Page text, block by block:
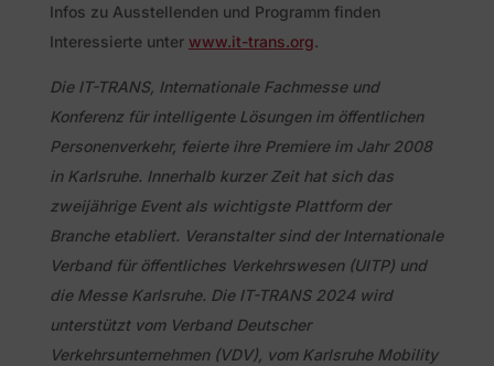
Infos zu Ausstellenden und Programm finden
Interessierte unter www.it-trans.org.
Die IT-TRANS, Internationale Fachmesse und
Konferenz für intelligente Lösungen im öffentlichen
Personenverkehr, feierte ihre Premiere im Jahr 2008
in Karlsruhe. Innerhalb kurzer Zeit hat sich das
zweijährige Event als wichtigste Plattform der
Branche etabliert. Veranstalter sind der Internationale
Verband für öffentliches Verkehrswesen (UITP) und
die Messe Karlsruhe. Die IT-TRANS 2024 wird
unterstützt vom Verband Deutscher
Verkehrsunternehmen (VDV), vom Karlsruhe Mobility